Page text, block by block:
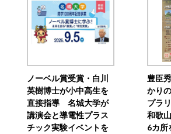
ノーベル賞受賞・白川
英樹博士が小中高生を
直接指導 名城大学が
講演会と導電性プラス
チック実験イベントを
豊臣
かり
プラ
和歌
6カ所